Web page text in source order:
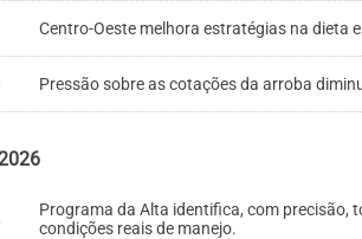
Centro-Oeste melhora estratégias na dieta
Pressão sobre as cotações da arroba
Programa da Alta identifica, com precisão,
condições reais de manejo.